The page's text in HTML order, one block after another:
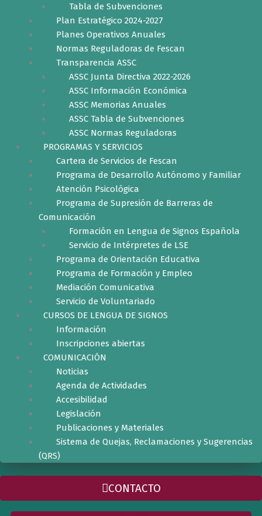
Tabla de Subvenciones
Plan Estratégico 2024-2027
Planes Operativos Anuales
Normas Reguladoras de Fescan
Transparencia ASSC
ASSC Junta Directiva 2022-2026
ASSC Información Económica
ASSC Memorias Anuales
ASSC Tabla de Subvenciones
ASSC Normas Reguladoras
PROGRAMAS Y SERVICIOS
Cartera de Servicios de Fescan
Programa de Desarrollo Autónomo y Familiar
Atención Psicológica
Programa de Supresión de Barreras de
Comunicación
Formación en Lengua de Signos Española
Servicio de Intérpretes de LSE
Programa de Orientación Educativa
Programa de Formación y Empleo
Mediación Comunicativa
Servicio de Voluntariado
CURSOS DE LENGUA DE SIGNOS
Información
Inscripciones abiertas
COMUNICACIÓN
Noticias
Agenda de Actividades
Accesibilidad
Legislación
Publicaciones y Materiales
Sistema de Quejas, Reclamaciones y Sugerencias
(QRS)
CONTACTO